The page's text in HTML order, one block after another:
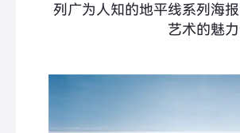
列广为人知的地平线系列海
艺术的魅力